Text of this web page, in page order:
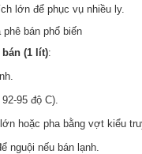
lớn để phục vụ nhiều ly.
bán phổ biến
(1 lít):
95 độ C).
hoặc pha bằng vợt kiểu
nguội nếu bán lạnh.